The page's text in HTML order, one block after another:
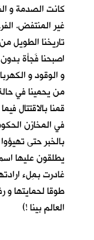
كانت الصدمة و
غير المنتفض.
تاريخنا الطويل
اصبحنا فَجأة
و الوقود و
من يحمينا في
قمنا بالاقتتال
في المخازن
بالخبر حتى
يطلقون عليها
غادرت بمِلء
طوقا لحمايتها و
العالم بينا !)